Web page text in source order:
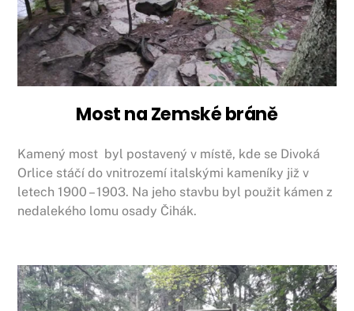
Most na Zemské bráně
Kamený most byl postavený v místě, kde se Divoká
Orlice stáčí do vnitrozemí italskými kameníky již v
letech 1900 – 1903. Na jeho stavbu byl použit kámen z
nedalekého lomu osady Čihák.